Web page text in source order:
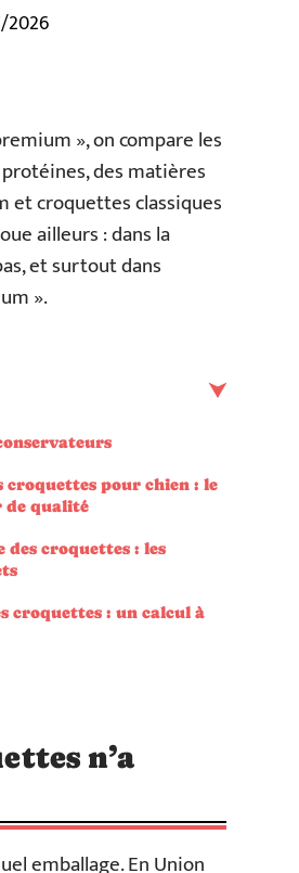
2026
», on compare les
des matières
et croquettes classiques
ailleurs : dans la
et surtout dans
».
croquettes pour chien : le
de qualité
des croquettes : les
croquettes : un calcul à
n’a
emballage. En Union